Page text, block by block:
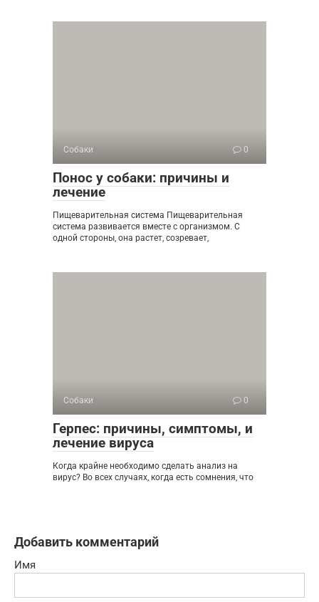
Собаки 0
Понос у собаки: причины и
лечение
Пищеварительная система Пищеварительная
система развивается вместе с организмом. С
одной стороны, она растет, созревает,
Собаки 0
Герпес: причины, симптомы, и
лечение вируса
Когда крайне необходимо сделать анализ на
вирус? Во всех случаях, когда есть сомнения, что
Добавить комментарий
Имя